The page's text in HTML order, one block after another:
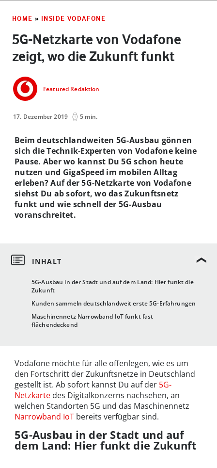
HOME » INSIDE VODAFONE
5G-Netzkarte von Vodafone
zeigt, wo die Zukunft funkt
Featured Redaktion
17. Dezember 2019 5 min.
5G-Ausbau in der Stadt und auf dem Land: Hier funkt die
Zukunft
Kunden sammeln deutschlandweit erste 5G-Erfahrungen
Maschinennetz Narrowband IoT funkt fast
flächendeckend
Beim deutschlandweiten 5G-Ausbau gönnen
sich die Technik-Experten von Vodafone keine
Pause. Aber wo kannst Du 5G schon heute
nutzen und GigaSpeed im mobilen Alltag
erleben? Auf der 5G-Netzkarte von Vodafone
siehst Du ab sofort, wo das Zukunftsnetz
funkt und wie schnell der 5G-Ausbau
voranschreitet.
Vodafone möchte für alle offenlegen, wie es um
den Fortschritt der Zukunftsnetze in Deutschland
gestellt ist. Ab sofort kannst Du auf der 5G-
Netzkarte des Digitalkonzerns nachsehen, an
welchen Standorten 5G und das Maschinennetz
Narrowband IoT bereits verfügbar sind.
5G-Ausbau in der Stadt und auf
dem Land: Hier funkt die Zukunft